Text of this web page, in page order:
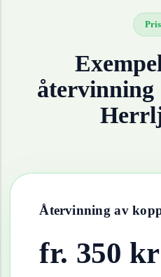
återvinning
Återvinning av
fr. 350 kr